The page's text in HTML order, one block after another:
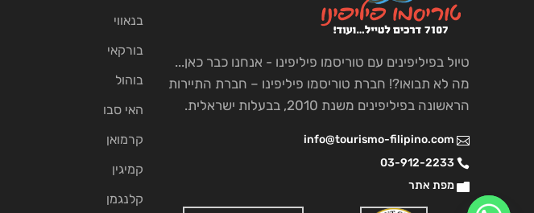
טיול בפיליפינים עם טוריסמו פיליפינו - אנחנו כבר כאן...
מה לא תבואו?! חברת טוריסמו פיליפינו – חברת התיירות
הראשונה בפיליפינים משנת 2010, בבעלות ישראלית.
info@tourismo-filipino.com
03-912-2233
מפת אתר
בנאווי
בורקאי
בוהול
האי סבו
קרמואן
קמיגין
קלנגמן